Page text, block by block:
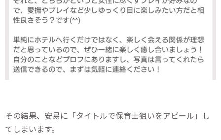
その結果、安易に「タイトルで保育士狙いをアピール」し
てしまいます。